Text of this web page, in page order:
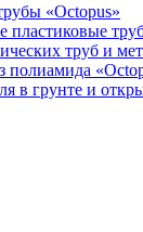
«Octopus»
труб и
полиамида
в грунте и